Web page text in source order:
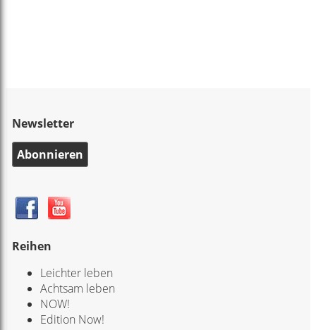
Newsletter
Abonnieren
Reihen
Leichter leben
Achtsam leben
NOW!
Edition Now!